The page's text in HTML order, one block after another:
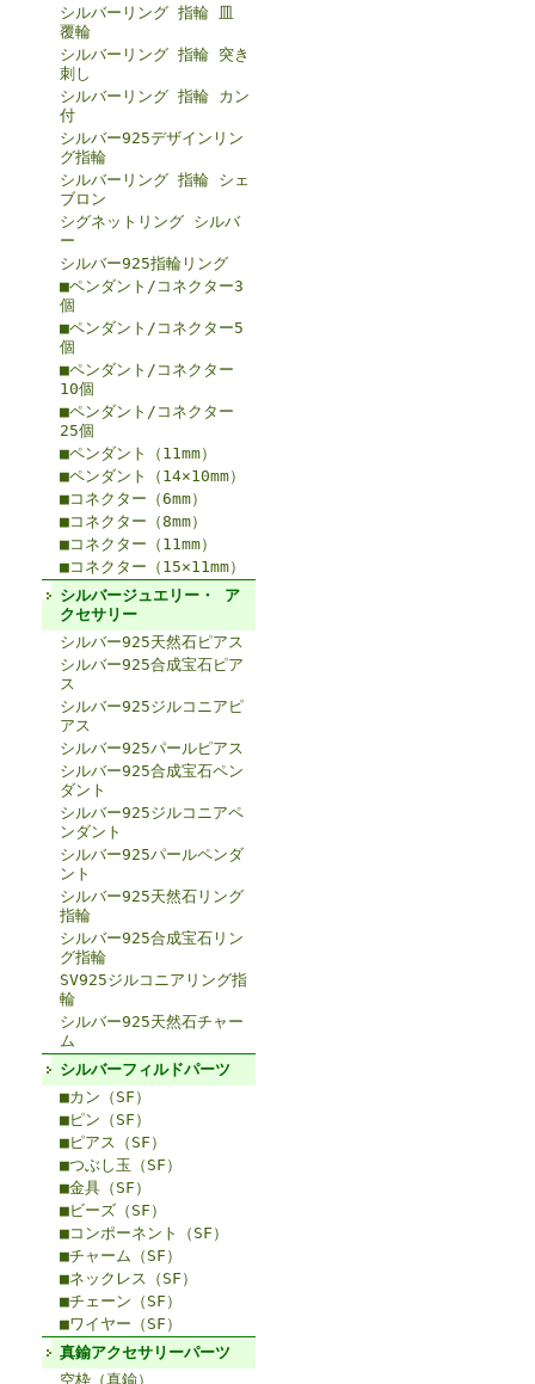
シルバーリング 指輪 皿
覆輪
シルバーリング 指輪 突き
刺し
シルバーリング 指輪 カン
付
シルバー925デザインリン
グ指輪
シルバーリング 指輪 シェ
ブロン
シグネットリング シルバ
ー
シルバー925指輪リング
■ペンダント/コネクター3
個
■ペンダント/コネクター5
個
■ペンダント/コネクター
10個
■ペンダント/コネクター
25個
■ペンダント（11mm）
■ペンダント（14×10mm）
■コネクター（6mm）
■コネクター（8mm）
■コネクター（11mm）
■コネクター（15×11mm）
シルバージュエリー・ ア
クセサリー
シルバー925天然石ピアス
シルバー925合成宝石ピア
ス
シルバー925ジルコニアピ
アス
シルバー925パールピアス
シルバー925合成宝石ペン
ダント
シルバー925ジルコニアペ
ンダント
シルバー925パールペンダ
ント
シルバー925天然石リング
指輪
シルバー925合成宝石リン
グ指輪
SV925ジルコニアリング指
輪
シルバー925天然石チャー
ム
シルバーフィルドパーツ
■カン（SF）
■ピン（SF）
■ピアス（SF）
■つぶし玉（SF）
■金具（SF）
■ビーズ（SF）
■コンポーネント（SF）
■チャーム（SF）
■ネックレス（SF）
■チェーン（SF）
■ワイヤー（SF）
真鍮アクセサリーパーツ
空枠（真鍮）